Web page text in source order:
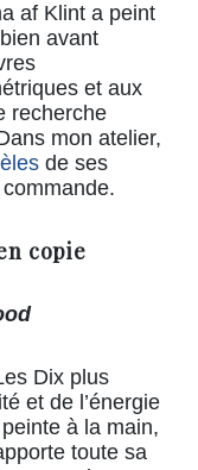
af Klint a peint
avant
et aux
recherche
mon atelier,
de ses
copie
Dix plus
et de l’énergie
à la main,
toute sa